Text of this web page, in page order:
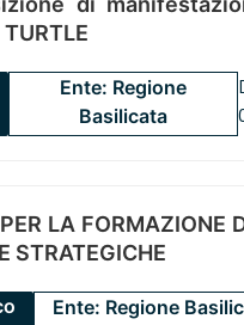
Ente: Regione
Basilicata
LA FORMAZIONE
STRATEGICHE
Ente: Regione